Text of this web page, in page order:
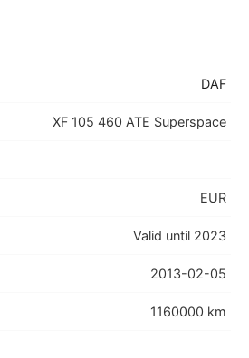
DAF
XF 105 460 ATE Superspace
EUR
Valid until 2023
2013-02-05
1160000 km